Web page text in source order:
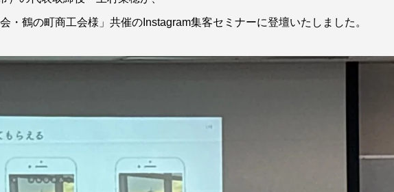
・鶴の町商工会様」共催のInstagram集客セミナーに登壇いたしました。